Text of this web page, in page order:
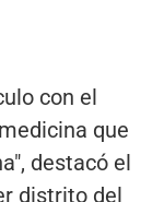
con el
que
destacó el
distrito del